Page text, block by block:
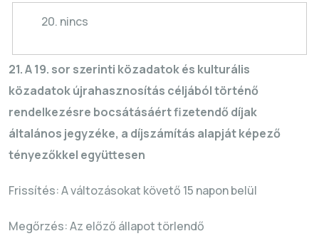
20. nincs
21. A 19. sor szerinti közadatok és kulturális
közadatok újrahasznosítás céljából történő
rendelkezésre bocsátásáért fizetendő díjak
általános jegyzéke, a díjszámítás alapját képező
tényezőkkel együttesen
Frissítés: A változásokat követő 15 napon belül
Megőrzés: Az előző állapot törlendő